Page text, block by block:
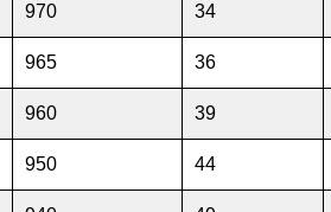
970 34
965 36
960 39
950 44